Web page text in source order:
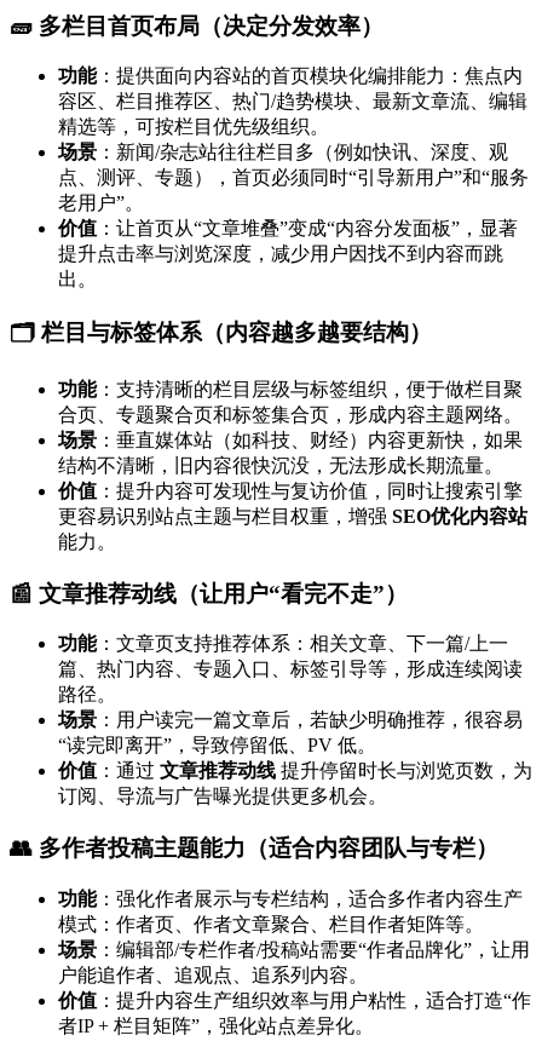
🧱 多栏目首页布局（决定分发效率）
功能：提供面向内容站的首页模块化编排能力：焦点内
容区、栏目推荐区、热门/趋势模块、最新文章流、编辑
精选等，可按栏目优先级组织。
场景 ：新闻/杂志站往往栏目多（例如快讯、深度、观
点、测评、专题），首页必须同时“引导新用户”和“服务
老用户”。
价值 ：让首页从“文章堆叠”变成“内容分发面板”，显著
提升点击率与浏览深度，减少用户因找不到内容而跳
出。
🗂️ 栏目与标签体系（内容越多越要结构）
功能：支持清晰的栏目层级与标签组织，便于做栏目聚
合页、专题聚合页和标签集合页，形成内容主题网络。
场景 ：垂直媒体站（如科技、财经）内容更新快，如果
结构不清晰，旧内容很快沉没，无法形成长期流量。
价值 ：提升内容可发现性与复访价值，同时让搜索引擎
更容易识别站点主题与栏目权重，增强 SEO优化内容站
能力。
📰 文章推荐动线（让用户“看完不走”）
功能：文章页支持推荐体系：相关文章、下一篇/上一
篇、热门内容、专题入口、标签引导等，形成连续阅读
路径。
场景 ：用户读完一篇文章后，若缺少明确推荐，很容易
“读完即离开”，导致停留低、PV 低。
价值 ：通过 文章推荐动线 提升停留时长与浏览页数，为
订阅、导流与广告曝光提供更多机会。
👥 多作者投稿主题能力（适合内容团队与专栏）
功能：强化作者展示与专栏结构，适合多作者内容生产
模式：作者页、作者文章聚合、栏目作者矩阵等。
场景 ：编辑部/专栏作者/投稿站需要“作者品牌化”，让用
户能追作者、追观点、追系列内容。
价值 ：提升内容生产组织效率与用户粘性，适合打造“作
者IP + 栏目矩阵”，强化站点差异化。